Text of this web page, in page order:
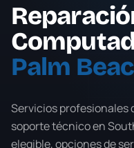
Palm
Servicios profesionales
soporte técnico en
elegible, opciones de